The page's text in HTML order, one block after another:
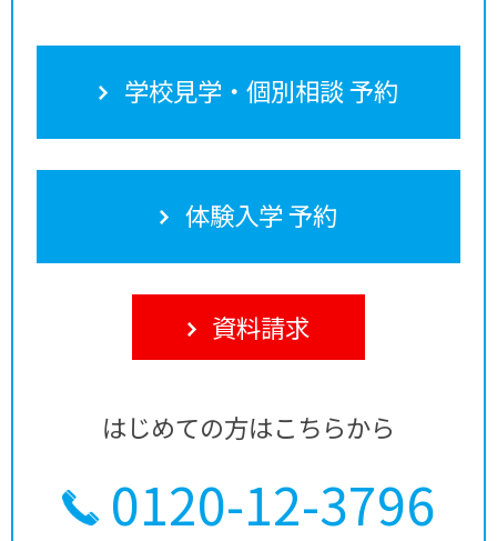
学校見学・個別相談 予約
体験入学 予約
資料請求
はじめての方はこちらから
0120-12-3796